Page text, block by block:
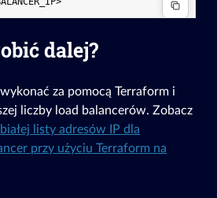
dalej?
za pomocą Terraform i
liczby load balancerów. Zobacz
listy adresów IP dla
przy użyciu Terraform na